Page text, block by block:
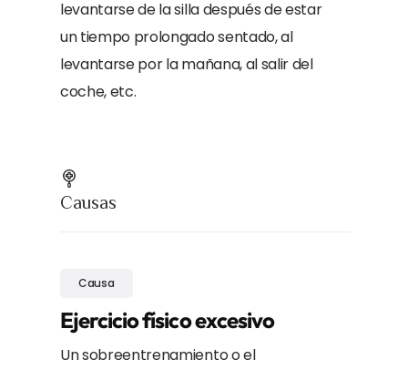
levantarse de la silla después de estar
un tiempo prolongado sentado, al
levantarse por la mañana, al salir del
coche, etc.
Causas
Causa
Ejercicio físico excesivo
Un sobreentrenamiento o el